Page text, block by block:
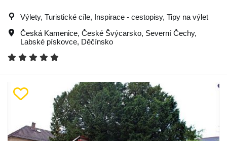
Výlety, Turistické cíle, Inspirace - cestopisy, Tipy na výlet
Česká Kamenice, České Švýcarsko, Severní Čechy,
Labské pískovce, Děčínsko